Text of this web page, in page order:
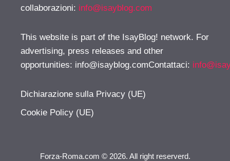
collaborazioni: info@isayblog.com
This website is part of the IsayBlog! network. For
advertising, press releases and other
opportunities: info@isayblog.comContattaci:
Dichiarazione sulla Privacy (UE)
Cookie Policy (UE)
Forza-Roma.com © 2026. All right reserverd.